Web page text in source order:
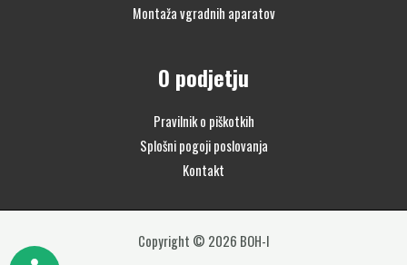
Montaža vgradnih aparatov
O podjetju
Pravilnik o piškotkih
Splošni pogoji poslovanja
Kontakt
Copyright © 2026 BOH-I